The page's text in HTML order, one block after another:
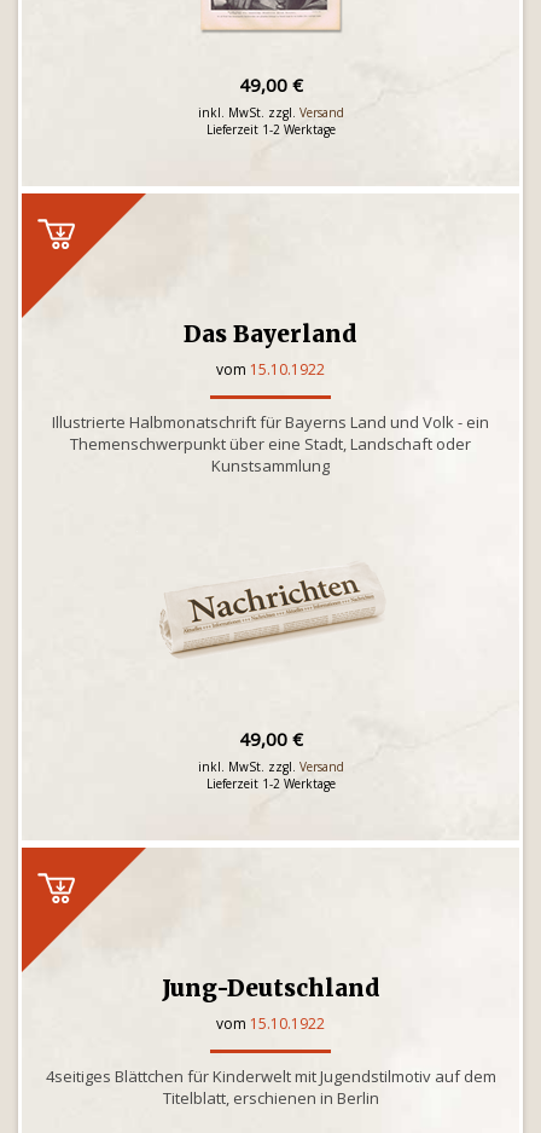
49,00 €
inkl. MwSt. zzgl. Versand
Lieferzeit 1-2 Werktage
Das Bayerland
vom 15.10.1922
Illustrierte Halbmonatschrift für Bayerns Land und Volk - ein
Themenschwerpunkt über eine Stadt, Landschaft oder
Kunstsammlung
49,00 €
inkl. MwSt. zzgl. Versand
Lieferzeit 1-2 Werktage
Jung-Deutschland
vom 15.10.1922
4seitiges Blättchen für Kinderwelt mit Jugendstilmotiv auf dem
Titelblatt, erschienen in Berlin